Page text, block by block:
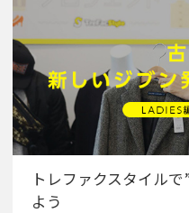
トレファクスタイル
よう